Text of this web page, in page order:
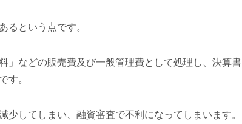
るという点です。
」などの販売費及び一般管理費として処理し、決算書
す。
少してしまい、融資審査で不利になってしまいます。